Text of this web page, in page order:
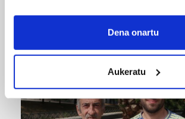
If you allow, we would also like to:
Collect information about your
meters
Identify your device by actively
specific characteristics
Find out more about how your personal
Dena onartu
Aukeratu
'Amaaaa!' abestiekin